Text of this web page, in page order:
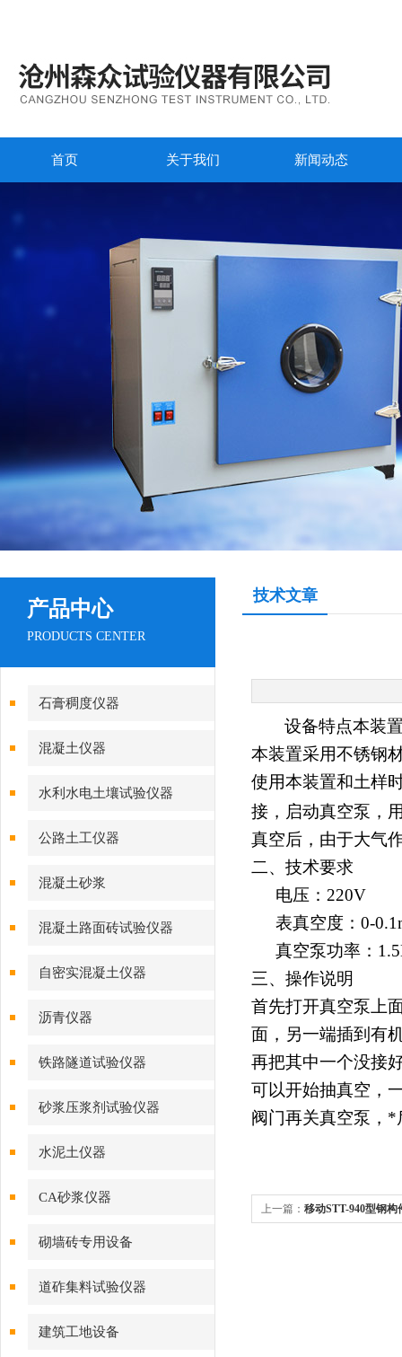
首页 关于我们 新闻动态
产品中心
PRODUCTS CENTER
石膏稠度仪器
混凝土仪器
水利水电土壤试验仪器
公路土工仪器
混凝土砂浆
混凝土路面砖试验仪器
自密实混凝土仪器
沥青仪器
铁路隧道试验仪器
砂浆压浆剂试验仪器
水泥土仪器
CA砂浆仪器
砌墙砖专用设备
道砟集料试验仪器
建筑工地设备
技术文章
设备特点本装
本装置采用不锈钢
使用本装置和土样
接，启动真空泵，
真空后，由于大气
二、技术要求
电压： 220V
表真空度： 0-
真空泵功率：
三、操作说明
首先打开真空泵上
面，另一端插到有
再把其中一个没接
可以开始抽真空，
阀门再关真空泵， *
上一篇： 移动STT-940型钢